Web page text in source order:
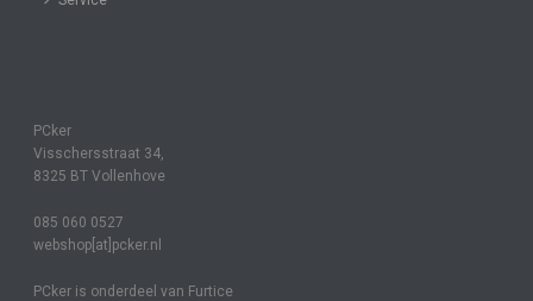
PCker
Visschersstraat 34,
8325 BT Vollenhove
085 060 0527
webshop[at]pcker.nl
PCker is onderdeel van Furtice